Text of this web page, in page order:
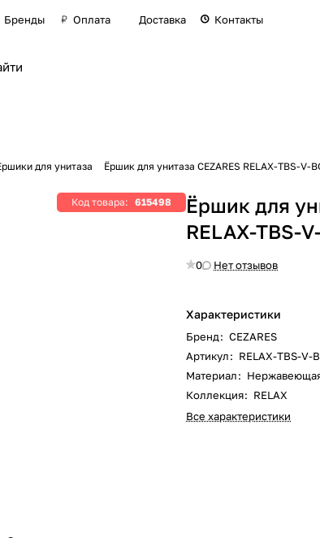
Бренды Оплата Доставка Контакты
для унитаза Ёршик для унитаза CEZARES RELAX-TBS-V-
Код товара: 615498
Ёршик для
RELAX-TBS-
0 Нет отзывов
Характеристики
Бренд: CEZARES
Артикул: RELAX-TBS-V-
Материал: Нержавеющая
Коллекция: RELAX
Все характеристики